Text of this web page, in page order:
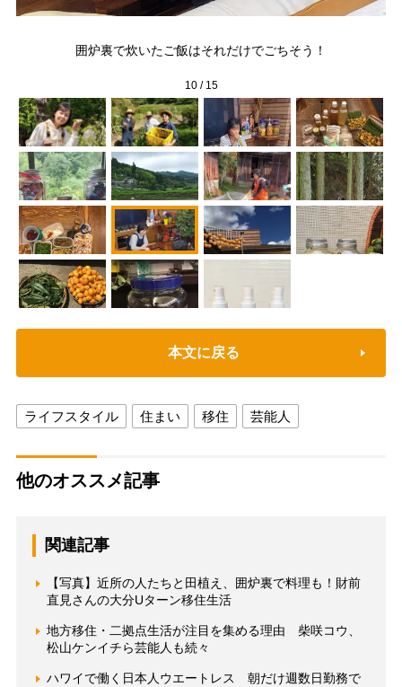
囲炉裏で炊いたご飯はそれだけでごちそう！
10/ 15
本文に戻る
ライフスタイル 住まい 移住 芸能人
他のオススメ記事
関連記事
【写真】近所の人たちと田植え、囲炉裏で料理も！財前
直見さんの大分Uターン移住生活
地方移住・二拠点生活が注目を集める理由 柴咲コウ、
松山ケンイチら芸能人も続々
ハワイで働く日本人ウエートレス 朝だけ週数日勤務で